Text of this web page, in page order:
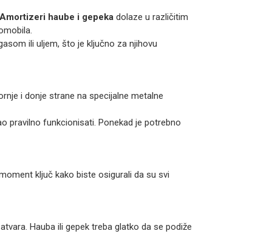
Amortizeri haube i gepeka dolaze u različitim
ili uljem, što je ključno za njihovu
i donje strane na specijalne metalne
pravilno funkcionisati. Ponekad je potrebno
ključ kako biste osigurali da su svi
Hauba ili gepek treba glatko da se podiže